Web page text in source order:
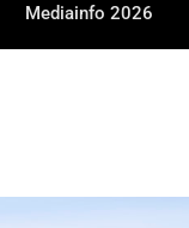
Mediainfo 2026